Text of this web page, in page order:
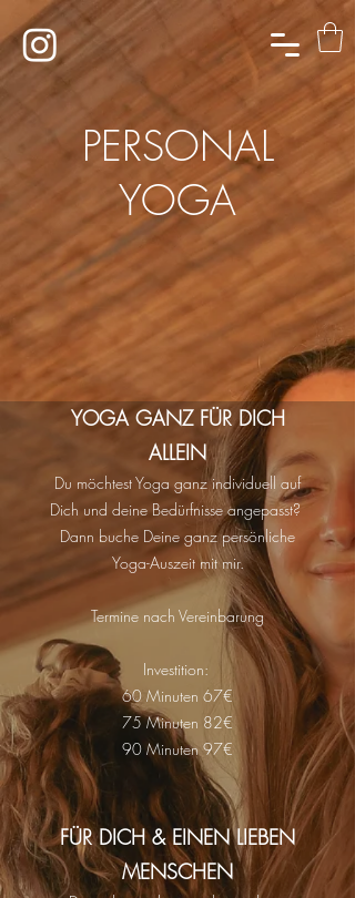
PERSONAL
YOGA
YOGA GANZ FÜR DICH
ALLEIN
Du möchtest Yoga ganz individuell auf
Dich und deine Bedürfnisse angepasst?
Dann buche Deine ganz persönliche
Yoga-Auszeit mit mir.
Termine nach Vereinbarung
Investition:
60 Minuten 67€
75 Minuten 82€
90 Minuten 97€
FÜR DICH & EINEN LIEBEN
MENSCHEN